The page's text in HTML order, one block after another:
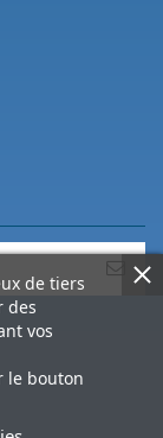
de tiers
des
vos
le bouton